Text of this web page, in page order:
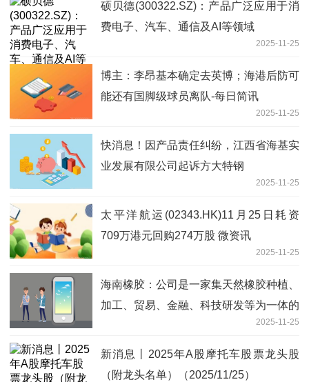
硕贝德(300322.SZ)：产品广泛应用于消
费电子、汽车、通信及AI等领域
2025-11-25
博主：李昂基本确定去英博；海港后防可
能还有国脚级球员离队-每日简讯
2025-11-25
快消息！因产品责任纠纷，江西省海基实
业发展有限公司起诉方大特钢
2025-11-25
太平洋航运(02343.HK)11月25日耗资
709万港元回购274万股 微资讯
2025-11-25
海南橡胶：公司是一家集天然橡胶种植、
加工、贸易、金融、科技研发等为一体的
2025-11-25
新消息丨2025年A股摩托车股票龙头股
（附龙头名单）（2025/11/25）